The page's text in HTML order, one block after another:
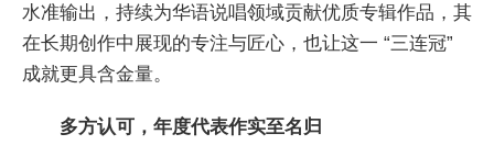
水准输出，持续为华语说唱领域贡献优质专辑作品，其
在长期创作中展现的专注与匠心，也让这一 “三连冠”
成就更具含金量。
多方认可，年度代表作实至名归